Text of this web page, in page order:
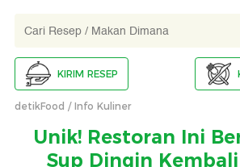
KIRIM RESEP
detikFood Info Kuliner
Unik! Restoran Ini
Sup Dingin